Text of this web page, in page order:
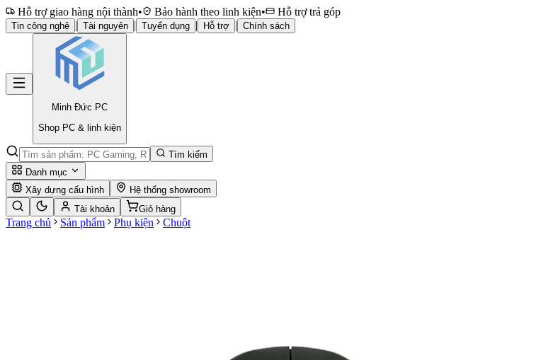
Hỗ trợ giao hàng nội thành• Bảo hành theo linh kiện• Hỗ trợ trả góp
Tin công nghệ | Tài nguyên | Tuyển dụng | Hỗ trợ | Chính sách
Minh Đức PC
Shop PC & linh kiện
Tìm kiếm
Danh mục
Xây dựng cấu hình
Hệ thống showroom
Tài khoản
Giỏ hàng
Trang chủ Sản phẩm Phụ kiện Chuột